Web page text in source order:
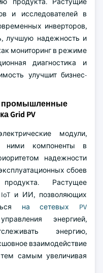
и исследователей в
инверторов,
лучшую надежность и
мониторинг в режиме
диагностика и
улучшит бизнес-
Grid PV
модули,
ними компоненты в
надежности
сбоев
Растущее
IoT и ИИ, позволяющих
на сетевых PV
энергией,
энергию,
взаимодействие
самым увеличивая